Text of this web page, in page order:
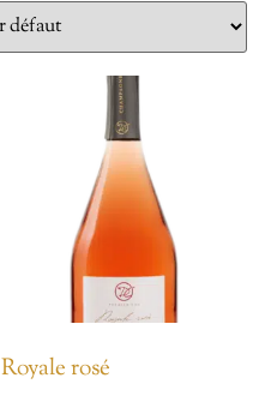
Royale rosé